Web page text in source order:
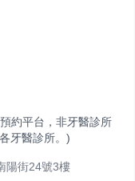
約平台，非牙醫診所
牙醫診所。)
陽街24號3樓